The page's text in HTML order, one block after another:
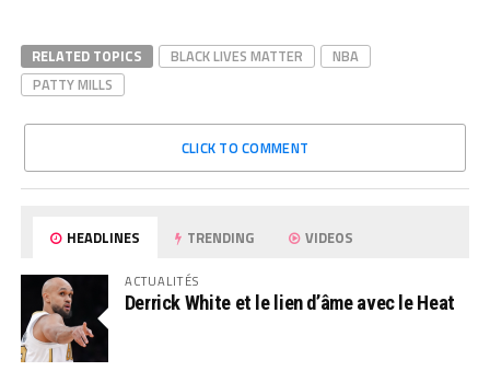
RELATED TOPICS BLACK LIVES MATTER
NBA
PATTY MILLS
CLICK TO COMMENT
HEADLINES TRENDING VIDEOS
ACTUALITÉS
Derrick White et le lien d’âme avec le Heat